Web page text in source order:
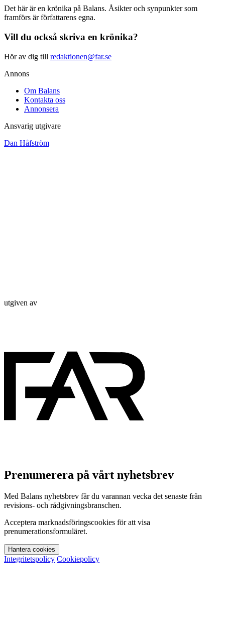
Det här är en krönika på Balans. Åsikter och synpunkter som
framförs är författarens egna.
Vill du också skriva en krönika?
Hör av dig till redaktionen@far.se
Annons
Om Balans
Kontakta oss
Annonsera
Ansvarig utgivare
Dan Håfström
utgiven av
Prenumerera på vårt nyhetsbrev
Med Balans nyhetsbrev får du varannan vecka det senaste från
revisions- och rådgivningsbranschen.
Acceptera marknadsföringscookies för att visa
prenumerationsformuläret.
Hantera cookies
Integritetspolicy Cookiepolicy